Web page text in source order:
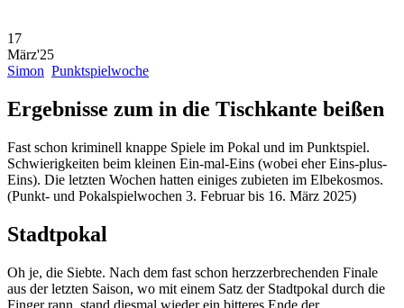
17
März'25
Simon Punktspielwoche
Ergebnisse zum in die Tischkante beißen
Fast schon kriminell knappe Spiele im Pokal und im Punktspiel.
Schwierigkeiten beim kleinen Ein-mal-Eins (wobei eher Eins-plus-
Eins). Die letzten Wochen hatten einiges zubieten im Elbekosmos.
(Punkt- und Pokalspielwochen 3. Februar bis 16. März 2025)
Stadtpokal
Oh je, die Siebte. Nach dem fast schon herzzerbrechenden Finale
aus der letzten Saison, wo mit einem Satz der Stadtpokal durch die
Finger rann, stand diesmal wieder ein bitteres Ende der